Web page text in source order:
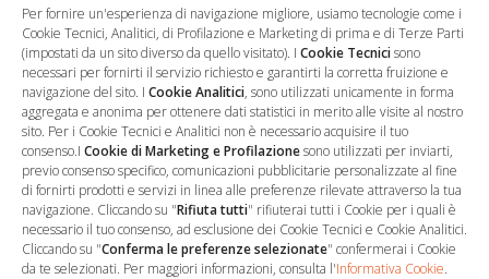
Per fornire un'esperienza di navigazione migliore, usiamo tecnologie come i
Cookie Tecnici, Analitici, di Profilazione e Marketing di prima e di Terze Parti
(impostati da un sito diverso da quello visitato). I Cookie Tecnicisono
necessari per fornirti il servizio richiesto e garantirti la corretta fruizione e
navigazione del sito. I Cookie Analitici, sono utilizzati unicamente in forma
aggregata e anonima per ottenere dati statistici in merito alle visite al nostro
sito. Per i Cookie Tecnici e Analitici non è necessario acquisire il tuo
consenso.I Cookie di Marketing e Profilazionesono utilizzati per inviarti,
previo consenso specifico, comunicazioni pubblicitarie personalizzate al fine
di fornirti prodotti e servizi in linea alle preferenze rilevate attraverso la tua
navigazione. Cliccando su "Rifiuta tutti" rifiuterai tutti i Cookie per i quali è
necessario il tuo consenso, ad esclusione dei Cookie Tecnici e Cookie Analitici.
Cliccando su "Conferma le preferenze selezionate" confermerai i Cookie
da te selezionati. Per maggiori informazioni, consulta l'Informativa Cookie.
prossima volta che commento.
… Sede Operativa